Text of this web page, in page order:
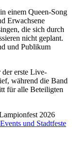
einem Queen-Song
Erwachsene
die sich durch
nicht geplant.
und Publikum
der erste Live-
während die Band
für alle Beteiligten
2026
und Stadtfeste